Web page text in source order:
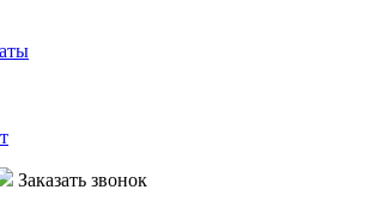
Заказать звонок